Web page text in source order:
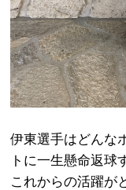
伊東選手はどんな
トに一生懸命返球
これからの活躍が